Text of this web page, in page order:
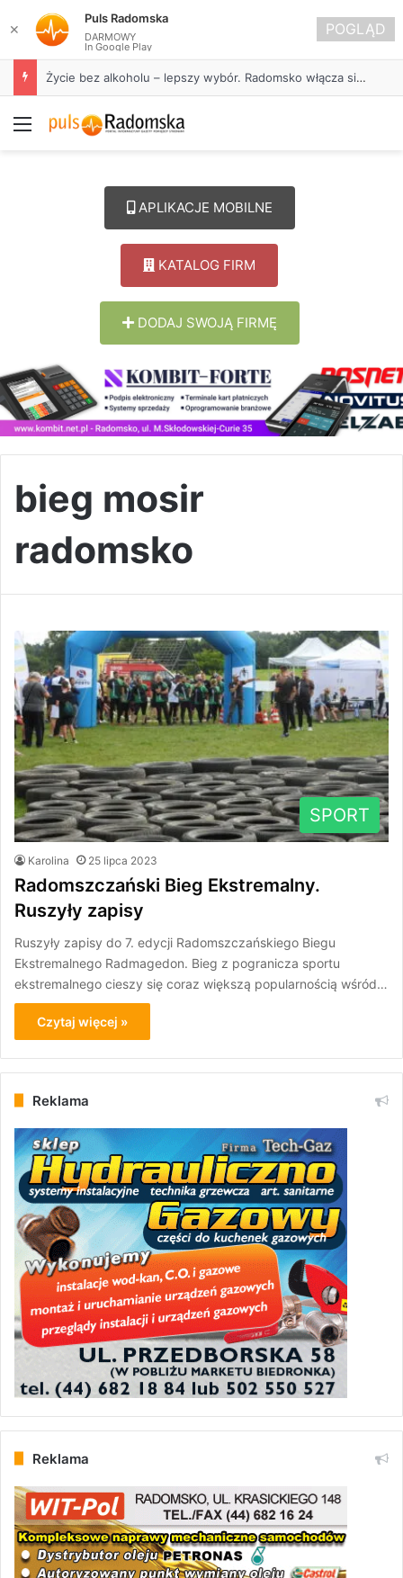
Życie bez alkoholu – lepszy wybór. Radomsko włącza się w Miesiąc Trzeźwości
Menu
APLIKACJE MOBILNE
KATALOG FIRM
DODAJ SWOJĄ FIRMĘ
bieg mosir
radomsko
SPORT
Karolina 25 lipca 2023
Radomszczański Bieg Ekstremalny.
Ruszyły zapisy
Ruszyły zapisy do 7. edycji Radomszczańskiego Biegu
Ekstremalnego Radmagedon. Bieg z pogranicza sportu
ekstremalnego cieszy się coraz większą popularnością wśród…
Czytaj więcej »
Reklama
Reklama
✕
Puls Radomska
DARMOWY
In Google Play
POGLĄD